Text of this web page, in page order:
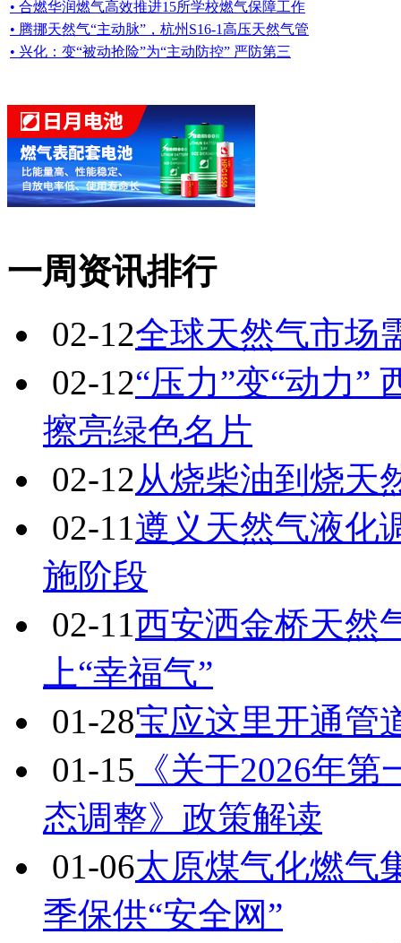
• 合燃华润燃气高效推进15所学校燃气保障工作
• 腾挪天然气“主动脉”，杭州S16-1高压天然气管
• 兴化：变“被动抢险”为“主动防控” 严防第三
一周资讯排行
02-12全球天然气市场
02-12“压力”变“动力”
擦亮绿色名片
02-12从烧柴油到烧天
02-11遵义天然气液化
施阶段
02-11西安洒金桥天然
上“幸福气”
01-28宝应这里开通管
01-15 《关于2026年
态调整》政策解读
01-06太原煤气化燃气
季保供“安全网”